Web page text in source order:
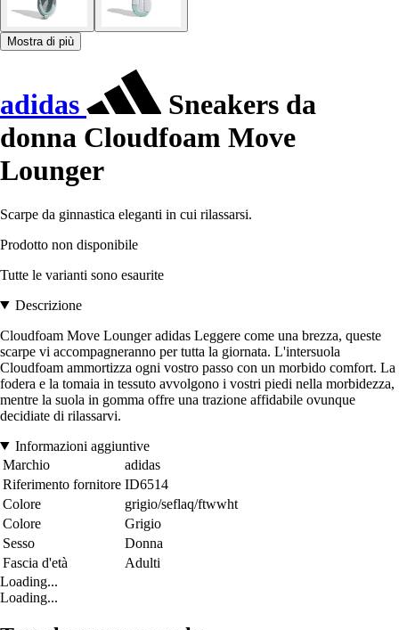
Mostra di più
adidas
Sneakers da
donna Cloudfoam Move
Lounger
Scarpe da ginnastica eleganti in cui rilassarsi.
Prodotto non disponibile
Tutte le varianti sono esaurite
Descrizione
Cloudfoam Move Lounger adidas Leggere come una brezza, queste
scarpe vi accompagneranno per tutta la giornata. L'intersuola
Cloudfoam ammortizza ogni vostro passo con un morbido comfort. La
fodera e la tomaia in tessuto avvolgono i vostri piedi nella morbidezza,
mentre la suola in gomma offre una trazione affidabile ovunque
decidiate di rilassarvi.
Informazioni aggiuntive
Marchio
adidas
Riferimento fornitore ID6514
Colore
grigio/seflaq/ftwwht
Colore
Grigio
Sesso
Donna
Fascia d'età
Adulti
Loading...
Loading...